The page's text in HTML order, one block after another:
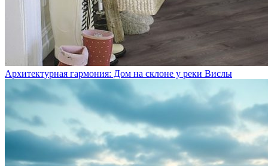
Архитектурная гармония: Дом на склоне у реки Вислы